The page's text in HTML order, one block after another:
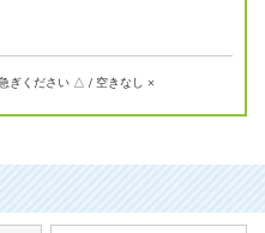
ください △ / 空きなし ×